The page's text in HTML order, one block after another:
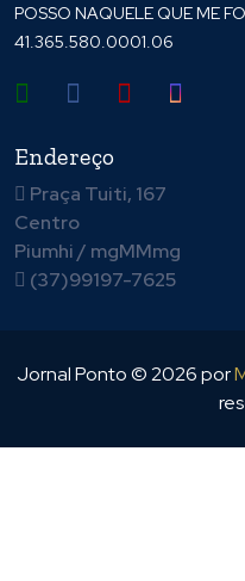
POSSO NAQUELE QUE ME
41.365.580.0001.06
Endereço
Praça Tuiti, 167
Centro
Piumhi / mgMMmg
(37)99197-7625
Jornal Ponto ©2026por